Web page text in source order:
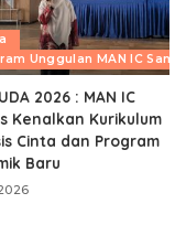
Unggulan MAN IC
2026 : MAN IC
Kenalkan Kurikulum
Cinta dan Program
Baru